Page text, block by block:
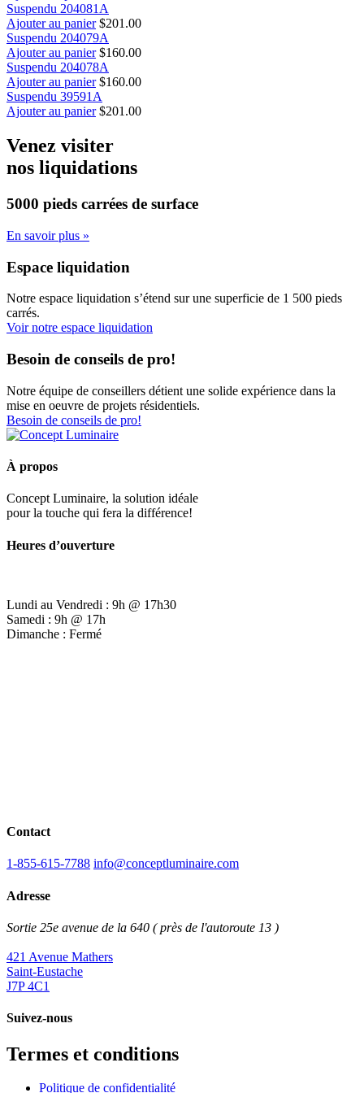
Suspendu 204081A
Ajouter au panier $201.00
Suspendu 204079A
Ajouter au panier $160.00
Suspendu 204078A
Ajouter au panier $160.00
Suspendu 39591A
Ajouter au panier $201.00
Venez visiter
nos liquidations
5000 pieds carrées de surface
En savoir plus »
Espace liquidation
Notre espace liquidation s’étend sur une superficie de 1 500 pieds
carrés.
Voir notre espace liquidation
Besoin de conseils de pro!
Notre équipe de conseillers détient une solide expérience dans la
mise en oeuvre de projets résidentiels.
Besoin de conseils de pro!
À propos
Concept Luminaire, la solution idéale
pour la touche qui fera la différence!
Heures d’ouverture
Lundi au Vendredi : 9h @ 17h30
Samedi : 9h @ 17h
Dimanche : Fermé
Contact
1-855-615-7788 info@conceptluminaire.com
Adresse
Sortie 25e avenue de la 640 ( près de l'autoroute 13 )
421 Avenue Mathers
Saint-Eustache
J7P 4C1
Suivez-nous
Termes et conditions
Politique de confidentialité